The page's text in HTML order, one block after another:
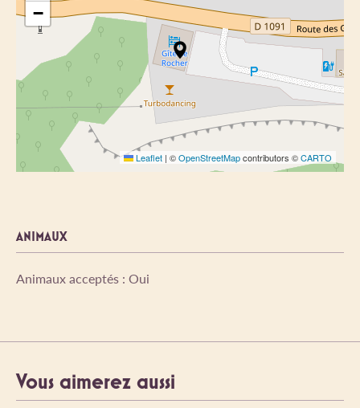
−
Leaflet | ©OpenStreetMapcontributors ©CARTO
ANIMAUX
Animaux acceptés : Oui
Vous aimerez aussi